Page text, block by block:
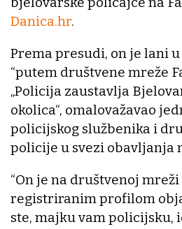
Danica.hr.
Prema presudi, on je lani
“putem društvene mreže
„Policija zaustavlja
okolica“, omalovažavao
policijskog službenika i
policije u svezi obavljanja
“On je na društvenoj
registriranim profilom
ste, majku vam policijsku,